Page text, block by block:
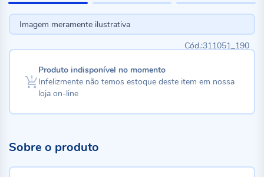
Imagem meramente ilustrativa
311051_190
Produto indisponível no momento
Infelizmente não temos estoque deste item em nossa
loja on-line
Sobre o produto